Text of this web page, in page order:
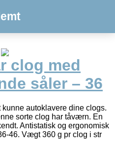
clog med
såler – 36
autoklavere dine clogs.
sorte clog har tåværn. En
Antistatisk og ergonomisk
46. Vægt 360 g pr clog i str